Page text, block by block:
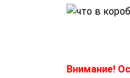
Внимание!